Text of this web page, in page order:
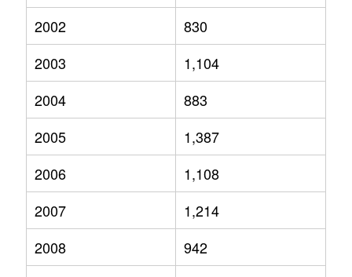
2002
830
2003
1,104
2004
883
2005
1,387
2006
1,108
2007
1,214
2008
942